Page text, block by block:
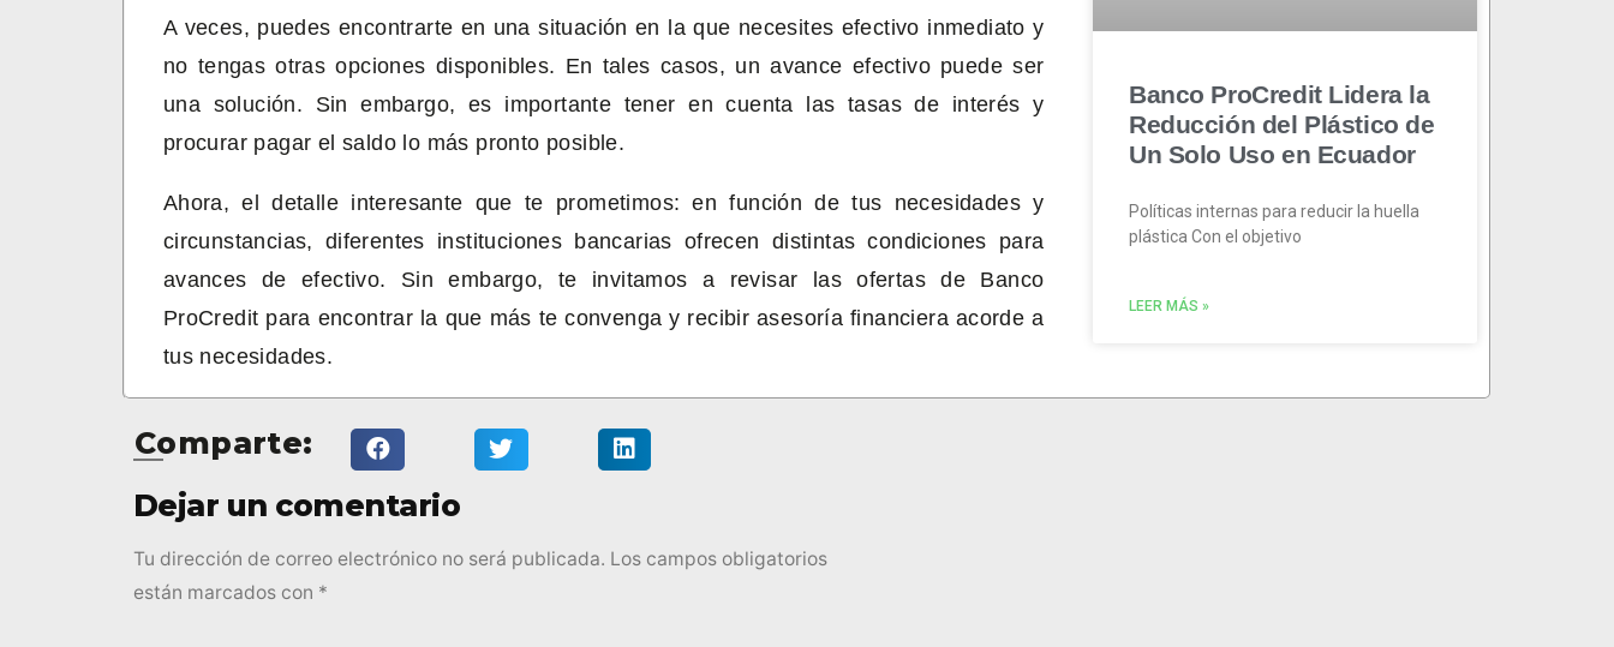
A veces, puedes encontrarte en una situación en la que necesites efectivo inmediato y
no tengas otras opciones disponibles. En tales casos, un avance efectivo puede ser
una solución. Sin embargo, es importante tener en cuenta las tasas de interés y
procurar pagar el saldo lo más pronto posible.
Ahora, el detalle interesante que te prometimos: en función de tus necesidades y
circunstancias, diferentes instituciones bancarias ofrecen distintas condiciones para
avances de efectivo. Sin embargo, te invitamos a revisar las ofertas de Banco
ProCredit para encontrar la que más te convenga y recibir asesoría financiera acorde a
tus necesidades.
Banco ProCredit Lidera la
Reducción del Plástico de
Un Solo Uso en Ecuador
Políticas internas para reducir la huella
plástica Con el objetivo
LEER MÁS »
Comparte:
Dejar un comentario
Tu dirección de correo electrónico no será publicada. Los campos obligatorios
están marcados con *